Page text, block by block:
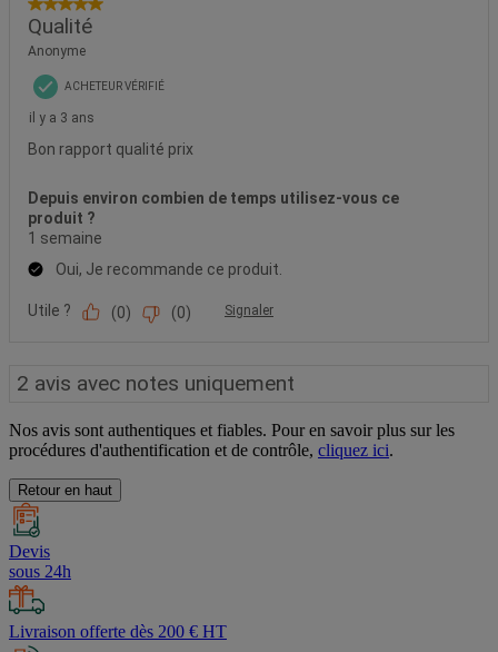
Nos avis sont authentiques et fiables. Pour en savoir plus sur les
procédures d'authentification et de contrôle, cliquez ici.
Retour en haut
Devis
sous 24h
Livraison offerte dès 200 € HT